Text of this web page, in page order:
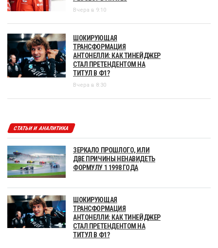
Вчера в 9:10
ШОКИРУЮЩАЯ
ТРАНСФОРМАЦИЯ
АНТОНЕЛЛИ: КАК ТИНЕЙДЖЕР
СТАЛ ПРЕТЕНДЕНТОМ НА
ТИТУЛ В Ф1?
Вчера в 8:30
СТАТЬИ И АНАЛИТИКА
ЗЕРКАЛО ПРОШЛОГО, ИЛИ
ДВЕ ПРИЧИНЫ НЕНАВИДЕТЬ
ФОРМУЛУ 1 1998 ГОДА
ШОКИРУЮЩАЯ
ТРАНСФОРМАЦИЯ
АНТОНЕЛЛИ: КАК ТИНЕЙДЖЕР
СТАЛ ПРЕТЕНДЕНТОМ НА
ТИТУЛ В Ф1?